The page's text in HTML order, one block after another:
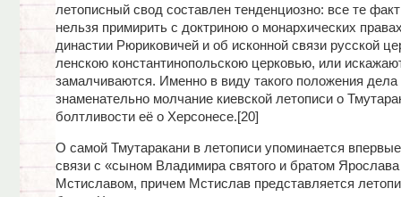
летописный свод составлен тенденциозно: все те
нельзя примирить с доктриною о монархических
династии Рюриковичей и об исконной связи русской
ленскою константинопольскою церковью, или
замалчиваются. Именно в виду такого положения дела
знаменательно молчание киевской летописи о
болтливости её о Херсонесе.[20]
О самой Тмутаракани в летописи упоминается
связи с «сыном Владимира святого и братом
Мстиславом, причем Мстислав представляется